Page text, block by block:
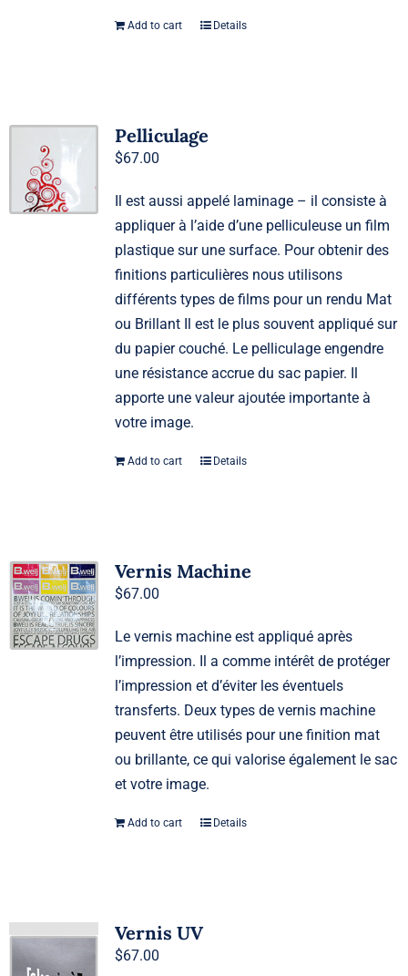
Add to cart Details
Pelliculage
$67.00
Il est aussi appelé laminage – il consiste à
appliquer à l’aide d’une pelliculeuse un film
plastique sur une surface. Pour obtenir des
finitions particulières nous utilisons
différents types de films pour un rendu Mat
ou Brillant Il est le plus souvent appliqué sur
du papier couché. Le pelliculage engendre
une résistance accrue du sac papier. Il
apporte une valeur ajoutée importante à
votre image.
Add to cart Details
Vernis Machine
$67.00
Le vernis machine est appliqué après
l’impression. Il a comme intérêt de protéger
l’impression et d’éviter les éventuels
transferts. Deux types de vernis machine
peuvent être utilisés pour une finition mat
ou brillante, ce qui valorise également le sac
et votre image.
Add to cart Details
Vernis UV
$67.00